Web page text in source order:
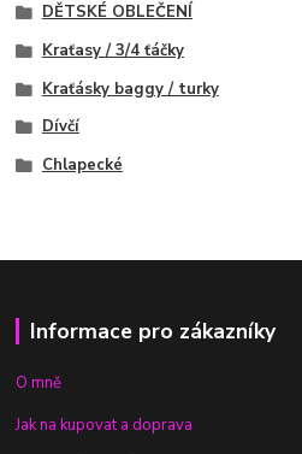
DĚTSKÉ OBLEČENÍ
Kraťasy / 3/4 ťáčky
Kraťásky baggy / turky
Dívčí
Chlapecké
Informace pro zákazníky
O mně
Jak na kupovat a doprava